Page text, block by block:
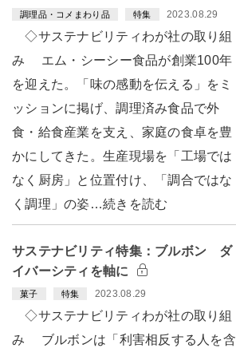
調理品・コメまわり品 特集 2023.08.29
◇サステナビリティわが社の取り組
み エム・シーシー食品が創業100年
を迎えた。「味の感動を伝える」をミ
ッションに掲げ、調理済み食品で外
食・給食産業を支え、家庭の食卓を豊
かにしてきた。生産現場を「工場では
なく厨房」と位置付け、「調合ではな
く調理」の姿…続きを読む
サステナビリティ特集：ブルボン ダ
イバーシティを軸に
菓子 特集 2023.08.29
◇サステナビリティわが社の取り組
み ブルボンは「利害相反する人を含